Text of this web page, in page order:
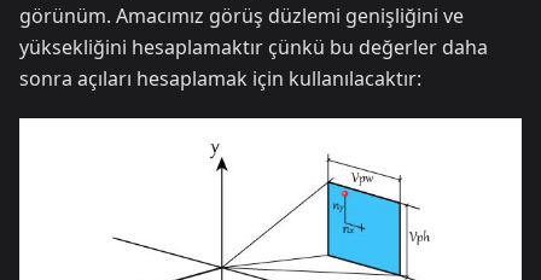
görünüm. Amacımız görüş düzlemi genişliğini ve
yüksekliğini hesaplamaktır çünkü bu değerler daha
sonra açıları hesaplamak için kullanılacaktır: